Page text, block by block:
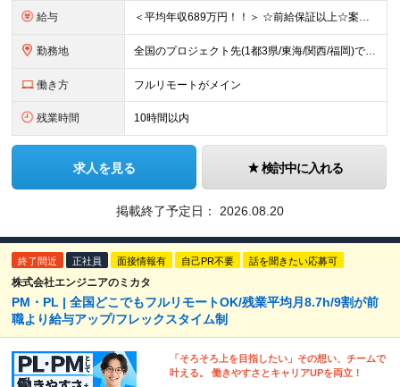
給与 ＜平均年収689万円！！＞ ☆前給保証以上☆案件待機期間も給与保証あり☆ 月給40万円～150万円（固定残業代含む） ※経験や能力を考慮し決定します ※試用期間6ヶ月あり。条件や待遇に差異はありません
勤務地 全国のプロジェクト先(1都3県/東海/関西/福岡)での勤務となります。 ★全国から参画可能な案件あり！ ★リモートワーク・リモート併用・常駐案件すべてあり！ ★転居を伴う転勤はナシ ┗1人1人の働き
働き方 フルリモートがメイン
残業時間 10時間以内
求人を見る 検討中に入れる
掲載終了予定日： 2026.08.20
終了間近 正社員 面接情報有 自己PR不要 話を聞きたい応募可
株式会社エンジニアのミカタ
PM・PL | 全国どこでもフルリモートOK/残業平均月8.7h/9割が前
職より給与アップ/フレックスタイム制
「そろそろ上を目指したい」その想い、チームで
叶える。 働きやすさとキャリアUPを両立！